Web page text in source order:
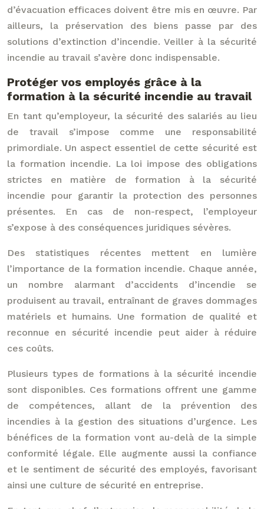
d’évacuation efficaces doivent être mis en œuvre. Par
ailleurs, la préservation des biens passe par des
solutions d’extinction d’incendie. Veiller à la sécurité
incendie au travail s’avère donc indispensable.
Protéger vos employés grâce à la
formation à la sécurité incendie au travail
En tant qu’employeur, la sécurité des salariés au lieu
de travail s’impose comme une responsabilité
primordiale. Un aspect essentiel de cette sécurité est
la formation incendie. La loi impose des obligations
strictes en matière de formation à la sécurité
incendie pour garantir la protection des personnes
présentes. En cas de non-respect, l’employeur
s’expose à des conséquences juridiques sévères.
Des statistiques récentes mettent en lumière
l’importance de la formation incendie. Chaque année,
un nombre alarmant d’accidents d’incendie se
produisent au travail, entraînant de graves dommages
matériels et humains. Une formation de qualité et
reconnue en sécurité incendie peut aider à réduire
ces coûts.
Plusieurs types de formations à la sécurité incendie
sont disponibles. Ces formations offrent une gamme
de compétences, allant de la prévention des
incendies à la gestion des situations d’urgence. Les
bénéfices de la formation vont au-delà de la simple
conformité légale. Elle augmente aussi la confiance
et le sentiment de sécurité des employés, favorisant
ainsi une culture de sécurité en entreprise.